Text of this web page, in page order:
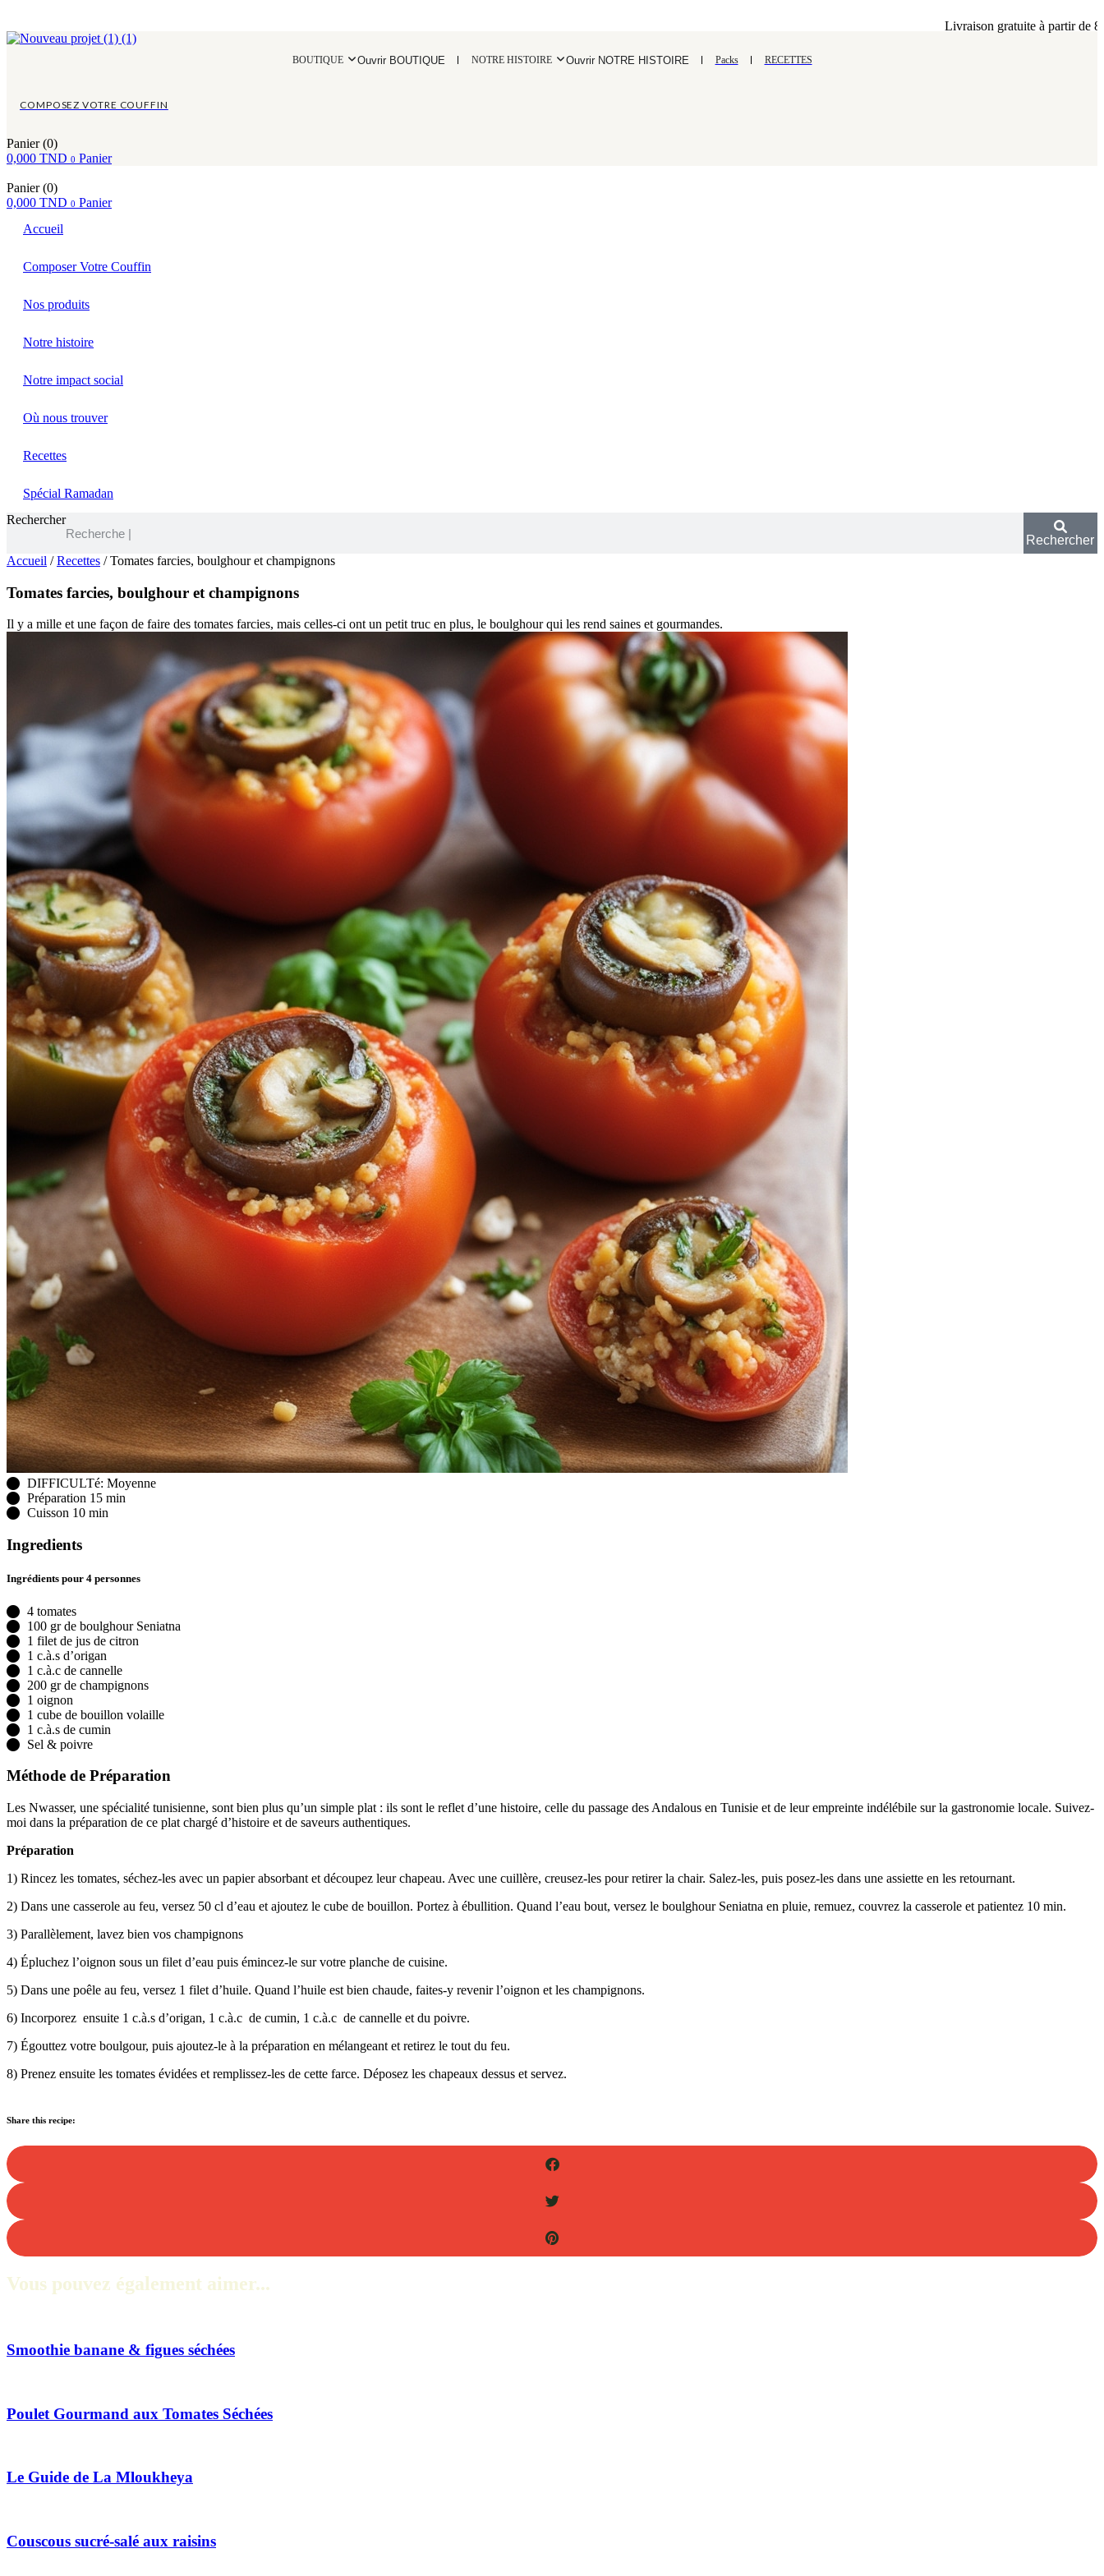
Livraison gratuite à partir de 80
BOUTIQUE Ouvrir BOUTIQUE NOTRE HISTOIRE Ouvrir NOTRE HISTOIRE Packs RECETTES
COMPOSEZ VOTRE COUFFIN
Panier (0)
0,000 TND 0 Panier
Panier (0)
0,000 TND 0 Panier
Accueil
Composer Votre Couffin
Nos produits
Notre histoire
Notre impact social
Où nous trouver
Recettes
Spécial Ramadan
Rechercher
Rechercher
Accueil /Recettes / Tomates farcies, boulghour et champignons
Tomates farcies, boulghour et champignons
Il y a mille et une façon de faire des tomates farcies, mais celles-ci ont un petit truc en plus, le boulghour qui les rend saines et gourmandes.
DIFFICULTé: Moyenne
Préparation 15 min
Cuisson 10 min
Ingredients
Ingrédients pour 4 personnes
4 tomates
100 gr de boulghour Seniatna
1 filet de jus de citron
1 c.à.s d’origan
1 c.à.c de cannelle
200 gr de champignons
1 oignon
1 cube de bouillon volaille
1 c.à.s de cumin
Sel & poivre
Méthode de Préparation
Les Nwasser, une spécialité tunisienne, sont bien plus qu’un simple plat : ils sont le reflet d’une histoire, celle du passage des Andalous en Tunisie et de leur empreinte indélébile sur la gastronomie locale. Suivez-
moi dans la préparation de ce plat chargé d’histoire et de saveurs authentiques.
Préparation
1) Rincez les tomates, séchez-les avec un papier absorbant et découpez leur chapeau. Avec une cuillère, creusez-les pour retirer la chair. Salez-les, puis posez-les dans une assiette en les retournant.
2) Dans une casserole au feu, versez 50 cl d’eau et ajoutez le cube de bouillon. Portez à ébullition. Quand l’eau bout, versez le boulghour Seniatna en pluie, remuez, couvrez la casserole et patientez 10 min.
3) Parallèlement, lavez bien vos champignons
4) Épluchez l’oignon sous un filet d’eau puis émincez-le sur votre planche de cuisine.
5) Dans une poêle au feu, versez 1 filet d’huile. Quand l’huile est bien chaude, faites-y revenir l’oignon et les champignons.
6) Incorporez ensuite 1 c.à.s d’origan, 1 c.à.c de cumin, 1 c.à.c de cannelle et du poivre.
7) Égouttez votre boulgour, puis ajoutez-le à la préparation en mélangeant et retirez le tout du feu.
8) Prenez ensuite les tomates évidées et remplissez-les de cette farce. Déposez les chapeaux dessus et servez.
Share this recipe:
Vous pouvez également aimer...
Smoothie banane & figues séchées
Poulet Gourmand aux Tomates Séchées
Le Guide de La Mloukheya
Couscous sucré-salé aux raisins